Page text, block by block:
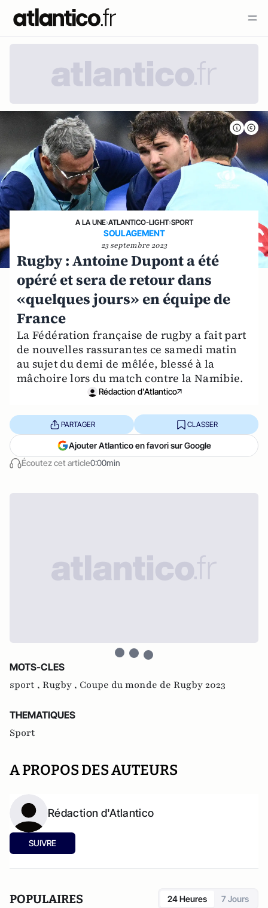
A LA UNE›ATLANTICO-LIGHT›SPORT
SOULAGEMENT
23 septembre 2023
Rugby : Antoine Dupont a été
opéré et sera de retour dans
«quelques jours» en équipe de
France
La Fédération française de rugby a fait part
de nouvelles rassurantes ce samedi matin
au sujet du demi de mêlée, blessé à la
mâchoire lors du match contre la Namibie.
Rédaction d'Atlantico
Écoutez cet article0:00min
PARTAGER CLASSER
Ajouter Atlantico en favori sur Google
MOTS-CLES
sport , Rugby , Coupe du monde de Rugby 2023
THEMATIQUES
Sport
A PROPOS DES AUTEURS
Rédaction d'Atlantico
SUIVRE
POPULAIRES 24 Heures 7 Jours